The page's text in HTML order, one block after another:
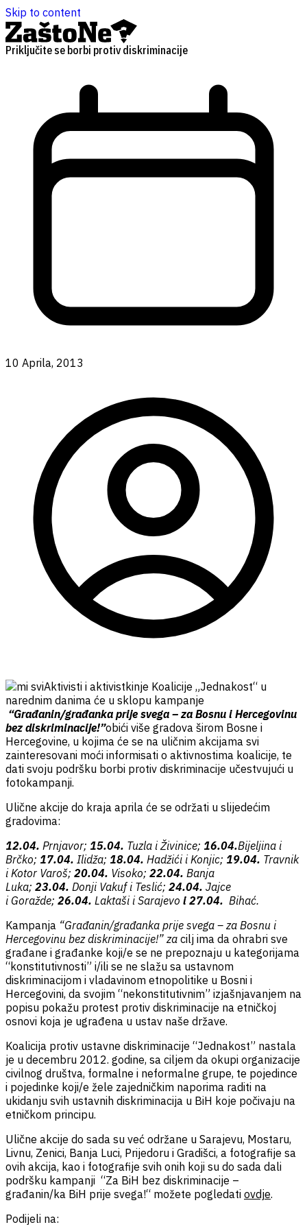
Skip to content
Priključite se borbi protiv diskriminacije
10 Aprila, 2013
Aktivisti i aktivistkinje Koalicije „Jednakost“ u
narednim danima će u sklopu kampanje
“Građanin/građanka prije svega – za Bosnu i Hercegovinu
bez diskriminacije!”obići više gradova širom Bosne i
Hercegovine, u kojima će se na uličnim akcijama svi
zainteresovani moći informisati o aktivnostima koalicije, te
dati svoju podršku borbi protiv diskriminacije učestvujući u
fotokampanji.
Ulične akcije do kraja aprila će se održati u slijedećim
gradovima:
12.04. Prnjavor; 15.04. Tuzla i Živinice; 16.04.Bijeljina i
Brčko; 17.04. Ilidža; 18.04. Hadžići i Konjic; 19.04. Travnik
i Kotor Varoš; 20.04. Visoko; 22.04. Banja
Luka; 23.04. Donji Vakuf i Teslić; 24.04. Jajce
i Goražde; 26.04. Laktaši i Sarajevo i 27.04. Bihać.
Kampanja “Građanin/građanka prije svega – za Bosnu i
Hercegovinu bez diskriminacije!” za cilj ima da ohrabri sve
građane i građanke koji/e se ne prepoznaju u kategorijama
“konstitutivnosti” i/ili se ne slažu sa ustavnom
diskriminacijom i vladavinom etnopolitike u Bosni i
Hercegovini, da svojim “nekonstitutivnim” izjašnjavanjem na
popisu pokažu protest protiv diskriminacije na etničkoj
osnovi koja je ugrađena u ustav naše države.
Koalicija protiv ustavne diskriminacije “Jednakost” nastala
je u decembru 2012. godine, sa ciljem da okupi organizacije
civilnog društva, formalne i neformalne grupe, te pojedince
i pojedinke koji/e žele zajedničkim naporima raditi na
ukidanju svih ustavnih diskriminacija u BiH koje počivaju na
etničkom principu.
Ulične akcije do sada su već održane u Sarajevu, Mostaru,
Livnu, Zenici, Banja Luci, Prijedoru i Gradišci, a fotografije sa
ovih akcija, kao i fotografije svih onih koji su do sada dali
podršku kampanji “Za BiH bez diskriminacije –
građanin/ka BiH prije svega!“ možete pogledati ovdje.
Podijeli na: